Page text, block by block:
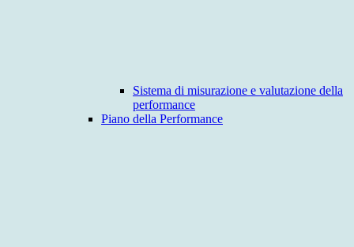
Sistema di misurazione e valutazione della
performance
Piano della Performance